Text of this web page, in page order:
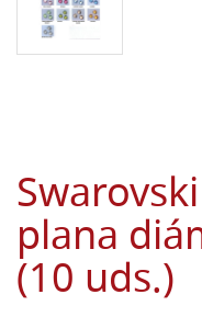
plana
(10 uds.)